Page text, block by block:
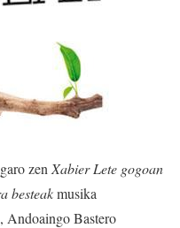
zen Xabier Lete gogoan
besteakmusika
Andoaingo Bastero